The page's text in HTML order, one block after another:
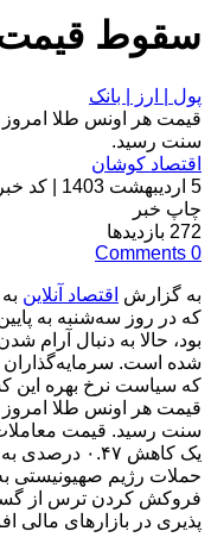
سقوط قیمت
پول | ارز | بانک
سنت رسید.
اقتصاد کوشان
5 اردیبهشت 1403
کد خبر :
چاپ خبر
272 بازدیدها
0
Comments
به گزارش اقتصاد آنلاین
که در روز سه‌شنبه به
بود، حالا به دنبال آرام
شده است. سرمایه‌گذاران
که سیاست نرخ بهره
سنت رسید. قیمت معاملات
یک کاهش ۰.۴۷ درصدی به ۲۳۳۱ دلار رسیده است.
حملات رژیم صهیونیستی
فروکش کردن ترس از
پذیری در بازارهای مالی